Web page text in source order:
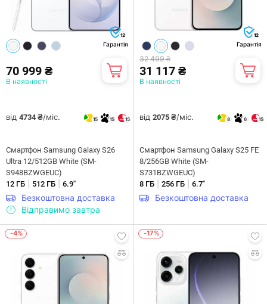
12
Гарантія
70 999 ₴
В наявності
від 4734 ₴/міс. 15 15 15
Смартфон Samsung Galaxy S26
Ultra 12/512GB White (SM-
S948BZWGEUC)
12 ГБ
512 ГБ 6.9"
Безкоштовна доставка
Відправимо завтра
12
Гарантія
32 499 ₴
31 117 ₴
В наявності
від 2075 ₴/міс. 8 6 15
Смартфон Samsung Galaxy S25 FE
8/256GB White (SM-
S731BZWGEUC)
8 ГБ
256 ГБ 6.7"
Безкоштовна доставка
-4% -17%